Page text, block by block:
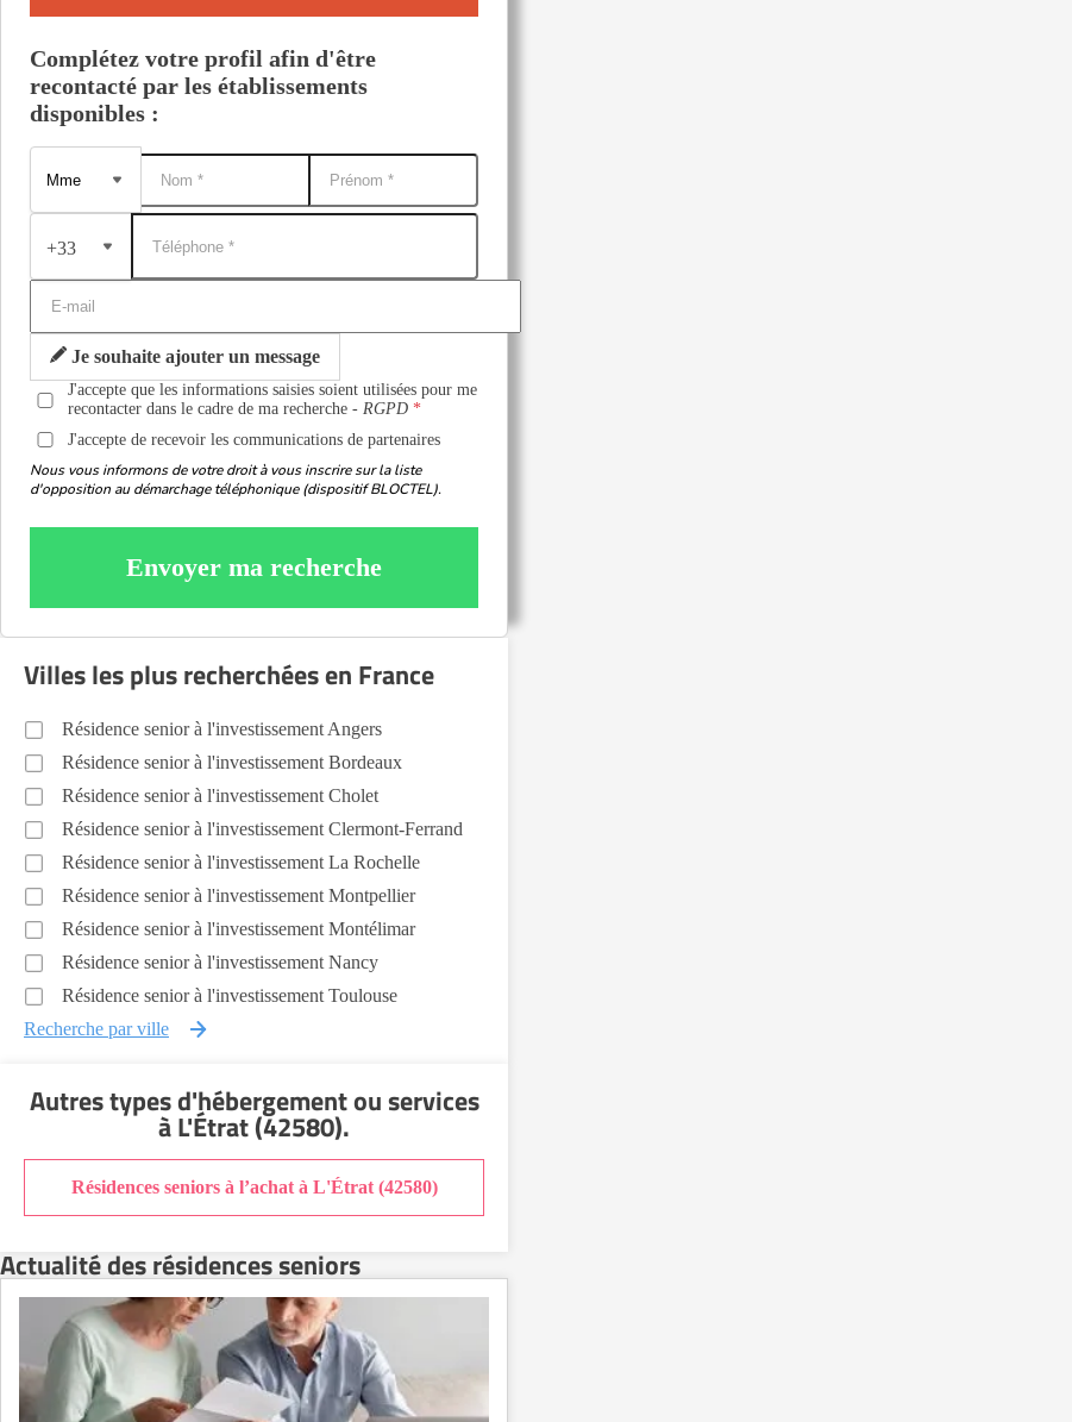
Complétez votre profil afin d'être
recontacté par les établissements
disponibles :
+33
Je souhaite ajouter un message
J'accepte que les informations saisies soient utilisées pour me
recontacter dans le cadre de ma recherche -RGPD
J'accepte de recevoir les communications de partenaires
Nous vous informons de votre droit à vous inscrire sur la liste
d'opposition au démarchage téléphonique (dispositif BLOCTEL).
Envoyer ma recherche
Villes les plus recherchées en France
Résidence senior à l'investissement Angers
Résidence senior à l'investissement Bordeaux
Résidence senior à l'investissement Cholet
Résidence senior à l'investissement Clermont-Ferrand
Résidence senior à l'investissement La Rochelle
Résidence senior à l'investissement Montpellier
Résidence senior à l'investissement Montélimar
Résidence senior à l'investissement Nancy
Résidence senior à l'investissement Toulouse
Recherche par ville
Autres types d'hébergement ou services
à L'Étrat (42580).
Résidences seniors à l’achat à L'Étrat (42580)
Actualité des résidences seniors